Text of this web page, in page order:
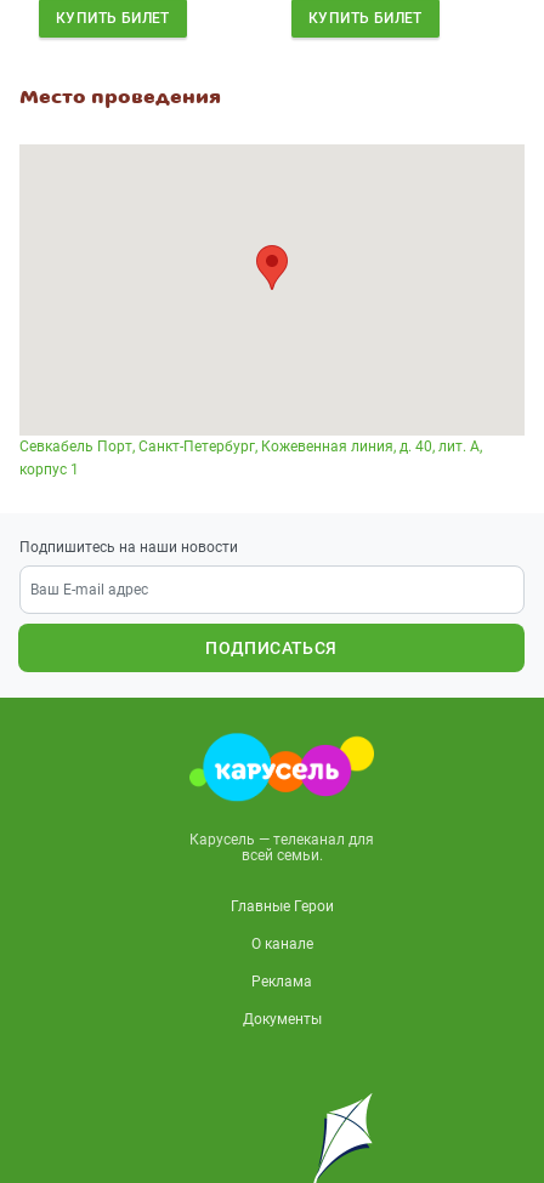
КУПИТЬ БИЛЕТ КУПИТЬ БИЛЕТ
Место проведения
Севкабель Порт, Санкт-Петербург, Кожевенная линия, д. 40, лит. А,
корпус 1
Подпишитесь на наши новости
ПОДПИСАТЬСЯ
Карусель — телеканал для
всей семьи.
Главные Герои
О канале
Реклама
Документы